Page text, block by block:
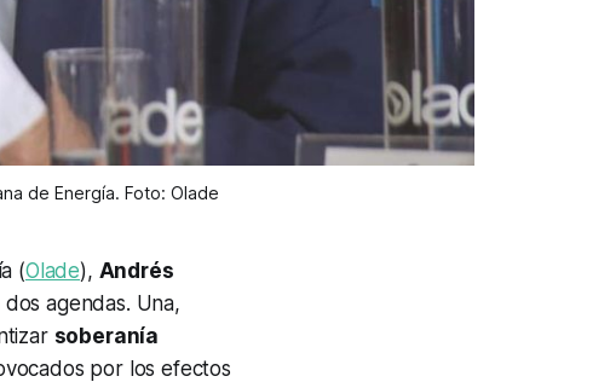
de Energía. Foto: Olade
(Olade), Andrés
agendas. Una,
soberanía
por los efectos